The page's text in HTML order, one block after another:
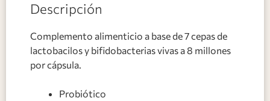
Descripción
Complemento alimenticio a base de 7 cepas de
lactobacilos y bifidobacterias vivas a 8 millones
por cápsula.
Probiótico